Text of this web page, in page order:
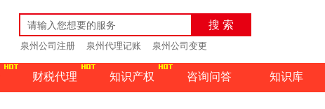
搜 索
泉州公司注册 泉州代理记账 泉州公司变更
财税代理 知识产权 咨询问答 知识库